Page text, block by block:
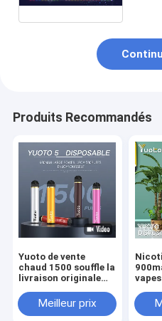
Produits Recommandés
Yuoto de vente
chaud 1500 souffle la
livraison originale
YUOTO Vape
rapidement
Meilleur prix